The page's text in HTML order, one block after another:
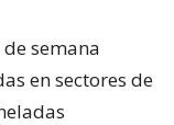
semana
en sectores de